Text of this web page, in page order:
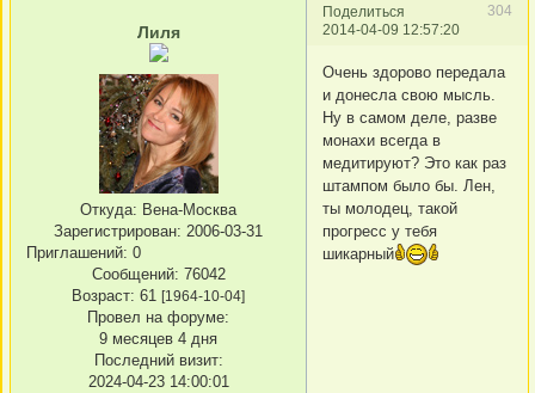
Поделиться
304
2014-04-09 12:57:20
Лиля
Откуда: Вена-Москва
Зарегистрирован: 2006-03-31
Приглашений: 0
Сообщений: 76042
Возраст: 61 [1964-10-04]
Провел на форуме:
9 месяцев 4 дня
Последний визит:
2024-04-23 14:00:01
Очень здорово передала
и донесла свою мысль.
Ну в самом деле, разве
монахи всегда в
медитируют? Это как раз
штампом было бы. Лен,
ты молодец, такой
прогресс у тебя
шикарный